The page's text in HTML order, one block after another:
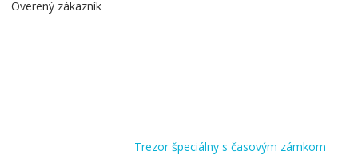
Overený zákazník
Trezor špeciálny s časovým zámkom